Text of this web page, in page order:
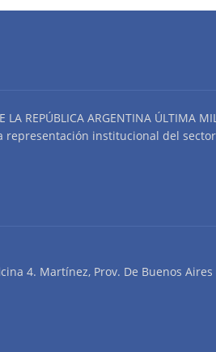
LA REPÚBLICA ARGENTINA ÚLTIMA
representación institucional del
4. Martínez, Prov. De Buenos